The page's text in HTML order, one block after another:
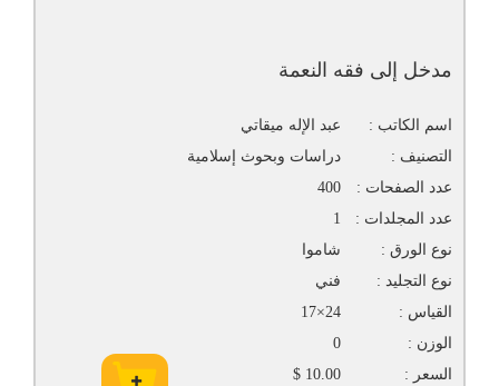
مدخل إلى فقه النعمة
اسم الكاتب :
عبد الإله ميقاتي
التصنيف :
دراسات وبحوث إسلامية
عدد الصفحات :
400
عدد المجلدات :
1
نوع الورق :
شاموا
نوع التجليد :
فني
القياس :
24×17
الوزن :
0
السعر :
10.00 $